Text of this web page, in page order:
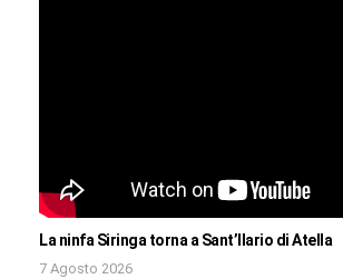
La ninfa Siringa torna a Sant’Ilario di Atella
7 Agosto 2026